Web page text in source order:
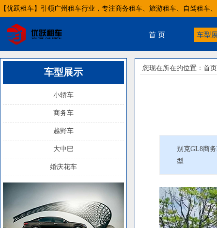
【优跃租车】引领广州租车行业，专注商务租车、旅游租车、自驾租车
首 页 车型
车型展示
小轿车
商务车
越野车
大中巴
婚庆花车
您现在所在的位置： 首页
别克GL8商
型